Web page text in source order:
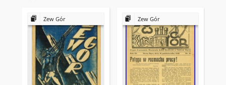
Zew Gór Zew Gór